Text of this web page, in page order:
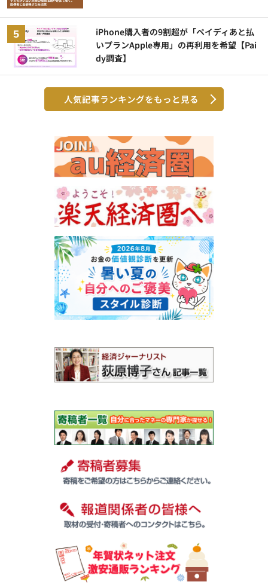
iPhone購入者の9割超が「ペイディあと払
いプランApple専用」の再利用を希望【Pai
dy調査】
人気記事ランキングをもっと見る